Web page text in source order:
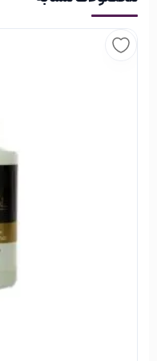
طرز استفاده از
محصولات مربوط به
است که در آن محصولات
می‌شوند. این برند در میان
کشور‌های مختلف جهان
انواع شامپو و ماسک مو را